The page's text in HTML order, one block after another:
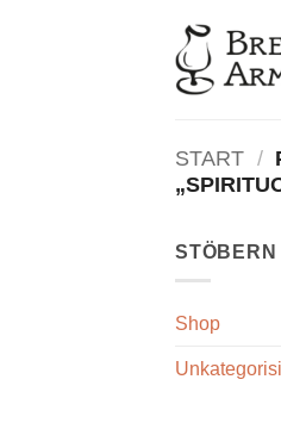
START /
STÖBERN
Shop